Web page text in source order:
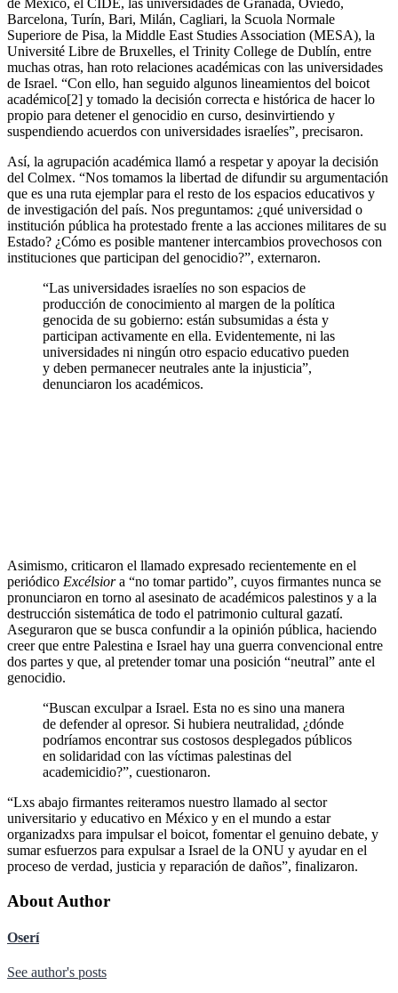
Barcelona, Turín, Bari, Milán, Cagliari, la Scuola Normale
Superiore de Pisa, la Middle East Studies Association (MESA), la
Université Libre de Bruxelles, el Trinity College de Dublín, entre
muchas otras, han roto relaciones académicas con las universidades
de Israel. “Con ello, han seguido algunos lineamientos del boicot
académico[2] y tomado la decisión correcta e histórica de hacer lo
propio para detener el genocidio en curso, desinvirtiendo y
suspendiendo acuerdos con universidades israelíes”, precisaron.
Así, la agrupación académica llamó a respetar y apoyar la decisión
del Colmex. “Nos tomamos la libertad de difundir su argumentación
que es una ruta ejemplar para el resto de los espacios educativos y
de investigación del país. Nos preguntamos: ¿qué universidad o
institución pública ha protestado frente a las acciones militares de su
Estado? ¿Cómo es posible mantener intercambios provechosos con
instituciones que participan del genocidio?”, externaron.
“Las universidades israelíes no son espacios de
producción de conocimiento al margen de la política
genocida de su gobierno: están subsumidas a ésta y
participan activamente en ella. Evidentemente, ni las
universidades ni ningún otro espacio educativo pueden
y deben permanecer neutrales ante la injusticia”,
denunciaron los académicos.
Asimismo, criticaron el llamado expresado recientemente en el
periódico Excélsiora “no tomar partido”, cuyos firmantes nunca se
pronunciaron en torno al asesinato de académicos palestinos y a la
destrucción sistemática de todo el patrimonio cultural gazatí.
Aseguraron que se busca confundir a la opinión pública, haciendo
creer que entre Palestina e Israel hay una guerra convencional entre
dos partes y que, al pretender tomar una posición “neutral” ante el
genocidio.
“Buscan exculpar a Israel. Esta no es sino una manera
de defender al opresor. Si hubiera neutralidad, ¿dónde
podríamos encontrar sus costosos desplegados públicos
en solidaridad con las víctimas palestinas del
academicidio?”, cuestionaron.
“Lxs abajo firmantes reiteramos nuestro llamado al sector
universitario y educativo en México y en el mundo a estar
organizadxs para impulsar el boicot, fomentar el genuino debate, y
sumar esfuerzos para expulsar a Israel de la ONU y ayudar en el
proceso de verdad, justicia y reparación de daños”, finalizaron.
About Author
Oserí
See author's posts